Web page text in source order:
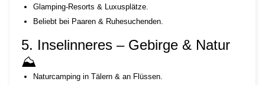
Glamping-Resorts & Luxusplätze.
Beliebt bei Paaren & Ruhesuchenden.
5. Inselinneres – Gebirge & Natur
⛰️
Naturcamping in Tälern & an Flüssen.